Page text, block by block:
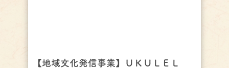
【地域文化発信事業】ＵＫＵＬＥＬ